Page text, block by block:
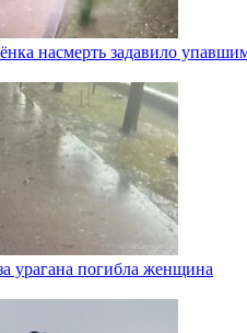
насмерть задавило
урагана погибла женщина